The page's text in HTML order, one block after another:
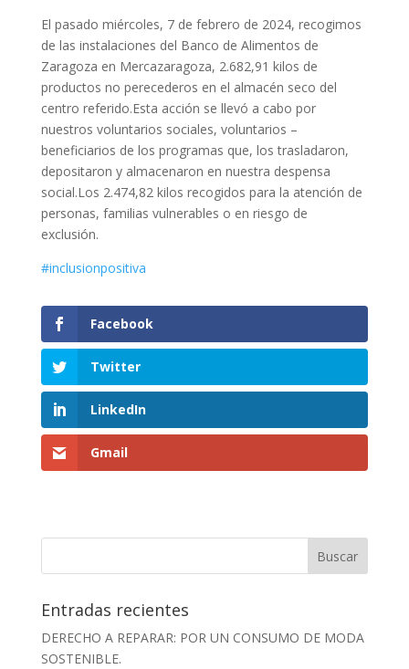
El pasado miércoles, 7 de febrero de 2024, recogimos
de las instalaciones del Banco de Alimentos de
Zaragoza en Mercazaragoza, 2.682,91 kilos de
productos no perecederos en el almacén seco del
centro referido.Esta acción se llevó a cabo por
nuestros voluntarios sociales, voluntarios –
beneficiarios de los programas que, los trasladaron,
depositaron y almacenaron en nuestra despensa
social.Los 2.474,82 kilos recogidos para la atención de
personas, familias vulnerables o en riesgo de
exclusión.
#inclusionpositiva
Facebook
Twitter
LinkedIn
Gmail
Entradas recientes
DERECHO A REPARAR: POR UN CONSUMO DE MODA
SOSTENIBLE.